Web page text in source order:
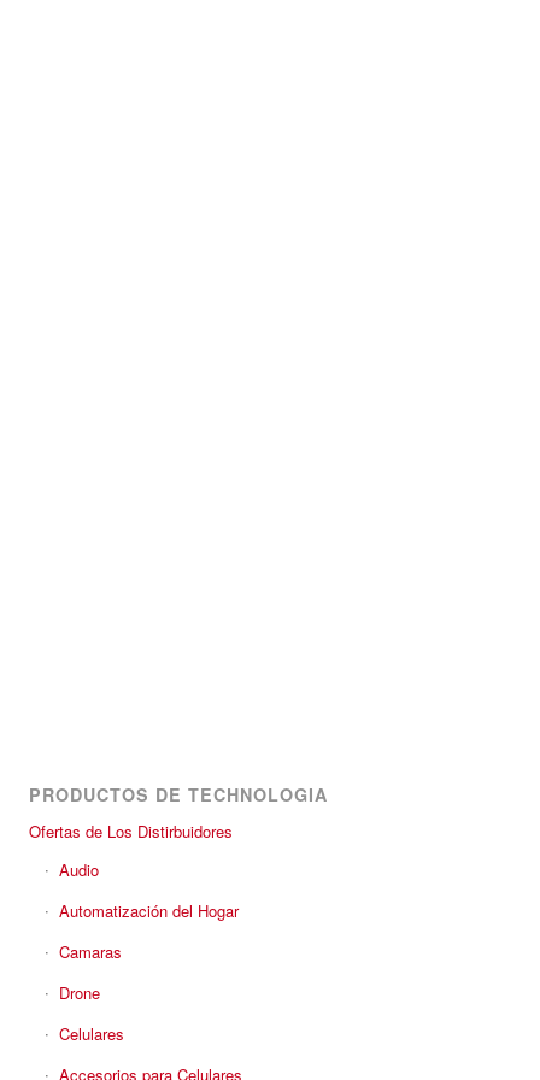
PRODUCTOS DE TECHNOLOGIA
Ofertas de Los Distirbuidores
Audio
Automatización del Hogar
Camaras
Drone
Celulares
Accesorios para Celulares